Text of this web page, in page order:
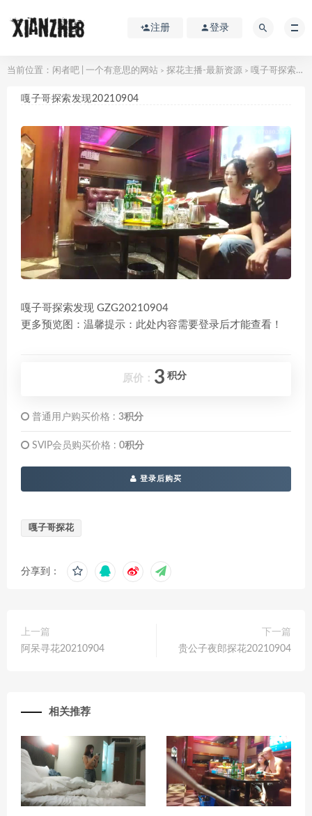
注册 登录
当前位置： 闲者吧 | 一个有意思的网站 > 探花主播-最新资源 > 嘎子哥探索发现20210904
嘎子哥探索发现20210904
嘎子哥探索发现 GZG20210904
更多预览图：温馨提示：此处内容需要登录后才能查看！
原价： 3 积分
普通用户购买价格 : 3积分
SVIP会员购买价格 : 0积分
登录后购买
嘎子哥探花
分享到：
上一篇
阿呆寻花20210904
下一篇
贵公子夜郎探花20210904
相关推荐